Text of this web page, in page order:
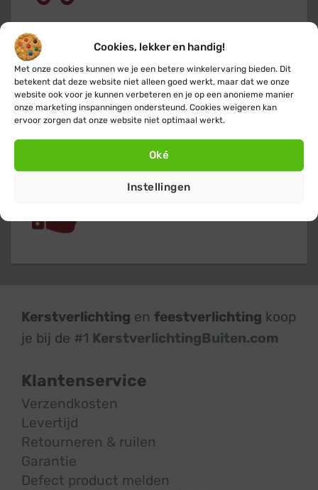
Cookies, lekker en handig!
Met onze cookies kunnen we je een betere winkelervaring bieden. Dit
betekent dat deze website niet alleen goed werkt, maar dat we onze
website ook voor je kunnen verbeteren en je op een anonieme manier
onze marketing inspanningen ondersteund. Cookies weigeren kan
ervoor zorgen dat onze website niet optimaal werkt.
Oké
Instellingen
Verzendingbinnen 24 uurop
werkdagen (maandag t/m vrijdag)
Klanten geven ons een 9,4
Kerstverlichting en feestverlichting koop
je bij de #1 KerstverlichtingBuiten.com
Klantenservice
Verzendkosten
Levertijd
Retourneren & ruilen
Garantie
Defect product melden